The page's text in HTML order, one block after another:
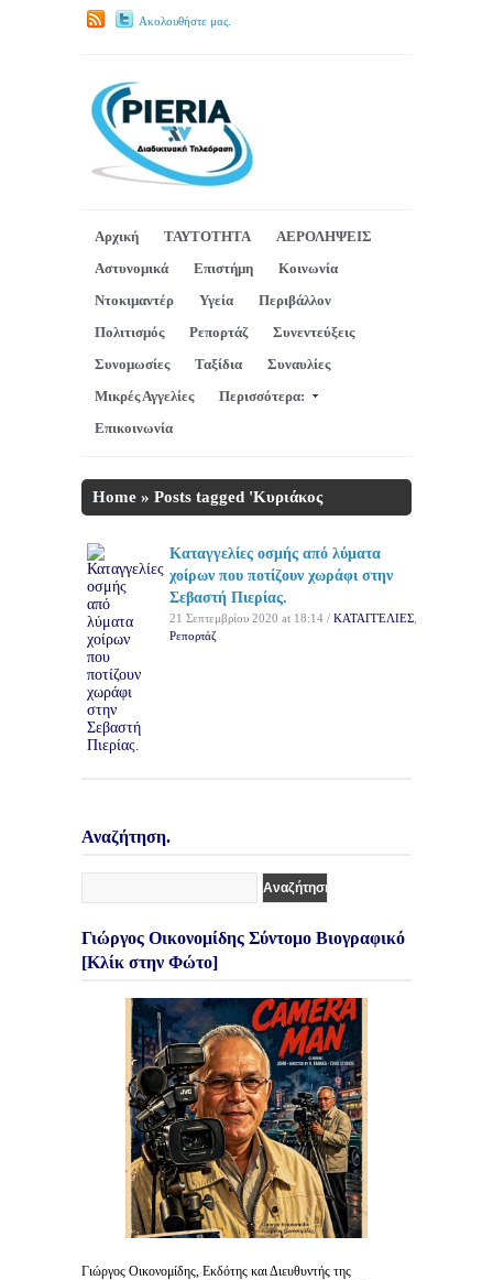
Ακολουθήστε μας.
Αρχική ΤΑΥΤΟΤΗΤΑ
ΑΕΡΟΛΗΨΕΙΣ
Αστυνομικά
Επιστήμη
Κοινωνία
Ντοκιμαντέρ
Υγεία
Περιβάλλον
Πολιτισμός
Ρεπορτάζ
Συνεντεύξεις
Συνομωσίες
Ταξίδια
Συναυλίες
Μικρές Αγγελίες
Περισσότερα:
Επικοινωνία
Home » Posts tagged 'Κυριάκος
Καταγγελίες οσμής από λύματα
χοίρων που ποτίζουν χωράφι στην
Σεβαστή Πιερίας.
21 Σεπτεμβρίου 2020 at 18:14 / ΚΑΤΑΓΓΕΛΙΕΣ
Ρεπορτάζ
Αναζήτηση.
Γιώργος Οικονομίδης Σύντομο Βιογραφικό
[Κλίκ στην Φώτο]
Γιώργος Οικονομίδης, Εκδότης και Διευθυντής της